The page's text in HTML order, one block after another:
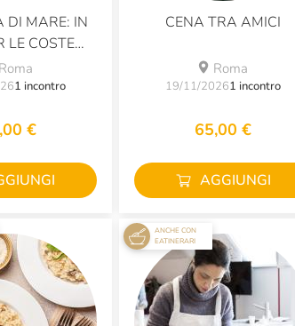
DI MARE: IN
LE COSTE
Roma
1 incontro
€
CENA TRA AMICI
Roma
19/11/20261 incontro
65,00 €
AGGIUNGI
ANCHE CON
EATINERARI